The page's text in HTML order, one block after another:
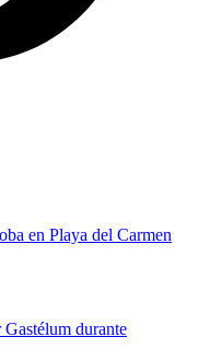
en Playa del Carmen
durante